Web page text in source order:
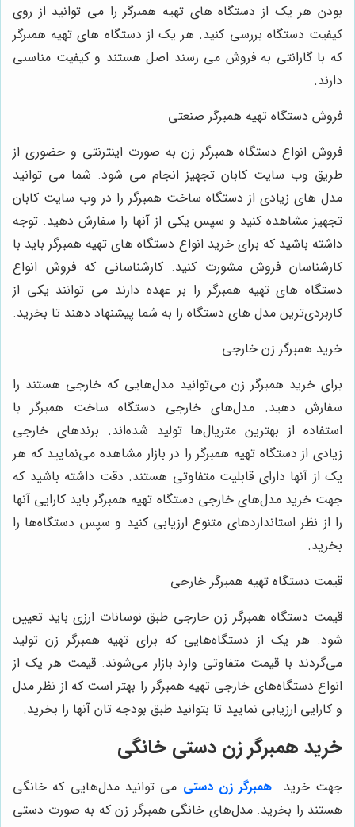
بودن هر یک از دستگاه‌ های تهیه همبرگر را می ‌توانید از روی
کیفیت دستگاه بررسی کنید. هر یک از دستگاه‌ های تهیه همبرگر
که با گارانتی به فروش می‌ رسند اصل هستند و کیفیت مناسبی
دارند.
فروش دستگاه تهیه همبرگر صنعتی
فروش انواع دستگاه همبرگر زن به صورت اینترنتی و حضوری از
طریق وب سایت کابان تجهیز انجام می ‌شود. شما می‌ توانید
مدل‌ های زیادی از دستگاه ساخت همبرگر را در وب سایت کابان
تجهیز مشاهده کنید و سپس یکی از آنها را سفارش دهید. توجه
داشته باشید که برای خرید انواع دستگاه‌ های تهیه همبرگر باید با
کارشناسان فروش مشورت کنید. کارشناسانی که فروش انواع
دستگاه‌ های تهیه همبرگر را بر عهده دارند می‌ توانند یکی از
کاربردی‌ترین مدل ‌های دستگاه را به شما پیشنهاد دهند تا بخرید.
خرید همبرگر زن خارجی
برای خرید همبرگر زن می‌توانید مدل‌هایی که خارجی هستند را
سفارش دهید. مدل‌های خارجی دستگاه ساخت همبرگر با
استفاده از بهترین متریال‌ها تولید شده‌اند. برندهای خارجی
زیادی از دستگاه تهیه همبرگر را در بازار مشاهده می‌نمایید که هر
یک از آنها دارای قابلیت متفاوتی هستند. دقت داشته باشید که
جهت خرید مدل‌های خارجی دستگاه تهیه همبرگر باید کارایی آنها
را از نظر استانداردهای متنوع ارزیابی کنید و سپس دستگاه‌ها را
بخرید.
قیمت دستگاه تهیه همبرگر خارجی
قیمت دستگاه همبرگر زن خارجی طبق نوسانات ارزی باید تعیین
شود. هر یک از دستگاه‌هایی که برای تهیه همبرگر زن تولید
می‌گردند با قیمت متفاوتی وارد بازار می‌شوند. قیمت هر یک از
انواع دستگاه‌های خارجی تهیه همبرگر را بهتر است که از نظر مدل
و کارایی ارزیابی نمایید تا بتوانید طبق بودجه تان آنها را بخرید.
خرید همبرگر زن دستی خانگی
جهت خرید همبرگر زن دستی می‌ توانید مدل‌هایی که خانگی
هستند را بخرید. مدل‌های خانگی همبرگر زن که به صورت دستی